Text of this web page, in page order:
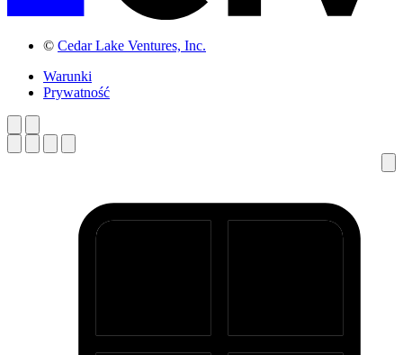
© Cedar Lake Ventures, Inc.
Warunki
Prywatność